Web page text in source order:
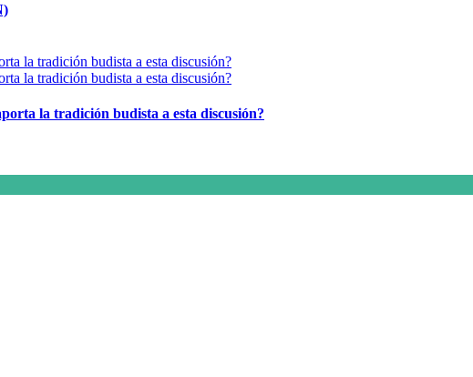
la tradición budista a esta discusión?